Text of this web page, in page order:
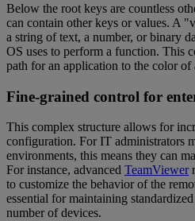
Below the root keys are countless
can contain other keys or values. A
a string of text, a number, or binary
OS uses to perform a function. This
path for an application to the color of
Fine-grained control for
This complex structure allows for
configuration. For IT administrators
environments, this means they can
For instance, advanced TeamViewer
to customize the behavior of the
essential for maintaining
number of devices.